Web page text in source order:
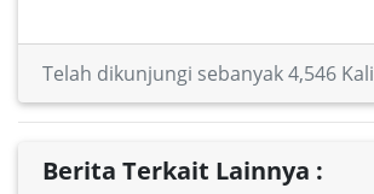
Telah dikunjungi sebanyak 4,546 Kali
Berita Terkait Lainnya :